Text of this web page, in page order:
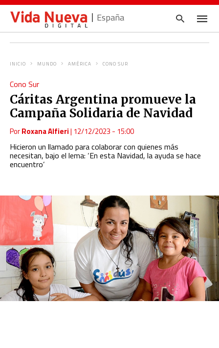
España
y
INICIO MUNDO AMÉRICA CONO SUR
Cono Sur
Cáritas Argentina promueve la
Campaña Solidaria de Navidad
PorRoxana Alfieri| 12/12/2023 - 15:00
Hicieron un llamado para colaborar con quienes más
necesitan, bajo el lema: ‘En esta Navidad, la ayuda se hace
encuentro’